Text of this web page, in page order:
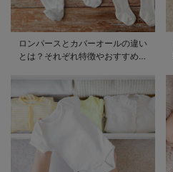
ロンパースとカバーオールの違い
とは？それぞれ特徴やおすすめ商